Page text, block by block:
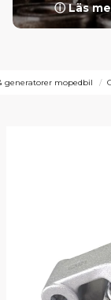
ⓘ Läs
generatorer mopedbil